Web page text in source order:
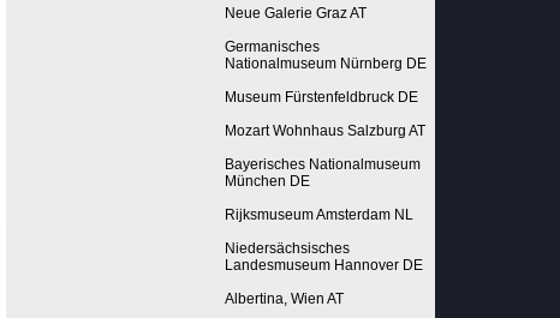
Neue Galerie Graz AT
Germanisches
Nationalmuseum Nürnberg DE
Museum Fürstenfeldbruck DE
Mozart Wohnhaus Salzburg AT
Bayerisches Nationalmuseum
München DE
Rijksmuseum Amsterdam NL
Niedersächsisches
Landesmuseum Hannover DE
Albertina, Wien AT